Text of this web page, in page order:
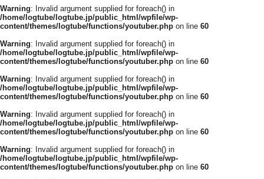
Warning: Invalid argument supplied for foreach() in
/home/logtube/logtube.jp/public_html/wpfile/wp-
content/themes/logtube/functions/youtuber.php on line 60
Warning: Invalid argument supplied for foreach() in
/home/logtube/logtube.jp/public_html/wpfile/wp-
content/themes/logtube/functions/youtuber.php on line 60
Warning: Invalid argument supplied for foreach() in
/home/logtube/logtube.jp/public_html/wpfile/wp-
content/themes/logtube/functions/youtuber.php on line 60
Warning: Invalid argument supplied for foreach() in
/home/logtube/logtube.jp/public_html/wpfile/wp-
content/themes/logtube/functions/youtuber.php on line 60
Warning: Invalid argument supplied for foreach() in
/home/logtube/logtube.jp/public_html/wpfile/wp-
content/themes/logtube/functions/youtuber.php on line 60